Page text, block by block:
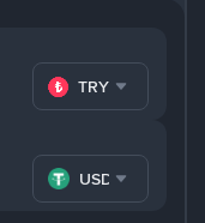
TRY
USDT